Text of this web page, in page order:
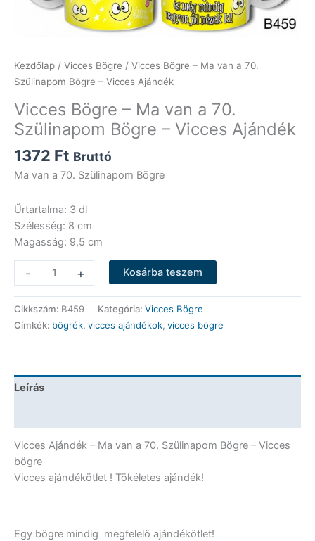
Kezdőlap / Vicces Bögre / Vicces Bögre – Ma van a 70.
Szülinapom Bögre – Vicces Ajándék
Vicces Bögre – Ma van a 70.
Szülinapom Bögre – Vicces Ajándék
1372 Ft Bruttó
Ma van a 70. Szülinapom Bögre
Űrtartalma: 3 dl
Szélesség: 8 cm
Magasság: 9,5 cm
-
Bögre
-
Ma
van
Szülinapom
Vicces
Ajándék
mennyiség
+ Kosárba teszem
Cikkszám: B459 Kategória: Vicces Bögre
Címkék: bögrék, vicces ajándékok, vicces bögre
Leírás
Vicces Ajándék – Ma van a 70. Szülinapom Bögre – Vicces
bögre
Vicces ajándékötlet ! Tökéletes ajándék!
Egy bögre mindig megfelelő ajándékötlet!